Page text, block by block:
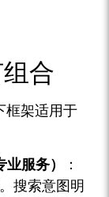
合
框架适用于
服务）
：
搜索意图明